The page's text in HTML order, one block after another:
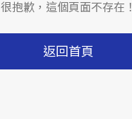
很抱歉，這個頁面不存在！
返回首頁